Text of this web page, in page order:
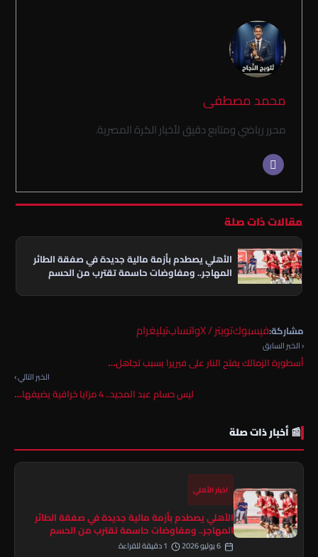
محمد مصطفى
محرر رياضي ومتابع دقيق لأخبار الكرة المصرية.
مقالات ذات صلة
الأهلي يصطدم بأزمة مالية جديدة في صفقة الطائر
المهاجر.. ومفاوضات حاسمة تقترب من الحسم
مشاركة:فيسبوكتويتر / X واتسابتيليغرام
‹ الخبر السابق
أسطورة الزمالك يفتح النار على فيريرا بسبب تجاهل…
الخبر التالي ›
ليس حسام عبد المجيد.. 4 مزايا خرافية يضيفها…
📰 أخبار ذات صلة
اخبار الأهلي
الأهلي يصطدم بأزمة مالية جديدة في صفقة الطائر
المهاجر.. ومفاوضات حاسمة تقترب من الحسم